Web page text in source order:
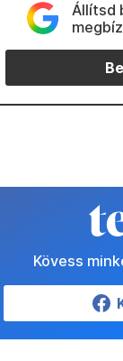
Állítsd
Kövess